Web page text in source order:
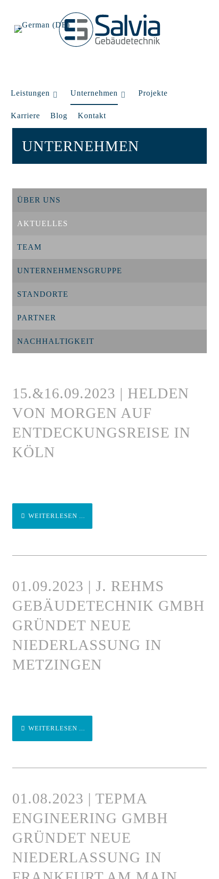
Leistungen Unternehmen Projekte
Karriere Blog Kontakt
UNTERNEHMEN
ÜBER UNS
AKTUELLES
TEAM
UNTERNEHMENSGRUPPE
STANDORTE
PARTNER
NACHHALTIGKEIT
15.&16.09.2023 | HELDEN
VON MORGEN AUF
ENTDECKUNGSREISE IN
KÖLN
WEITERLESEN ...
01.09.2023 | J. REHMS
GEBÄUDETECHNIK GMBH
GRÜNDET NEUE
NIEDERLASSUNG IN
METZINGEN
WEITERLESEN ...
01.08.2023 | TEPMA
ENGINEERING GMBH
GRÜNDET NEUE
NIEDERLASSUNG IN